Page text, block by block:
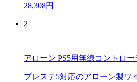
28,308円
2
アローン PS5用無線コントロー
プレステ5対応のアローン製ワ